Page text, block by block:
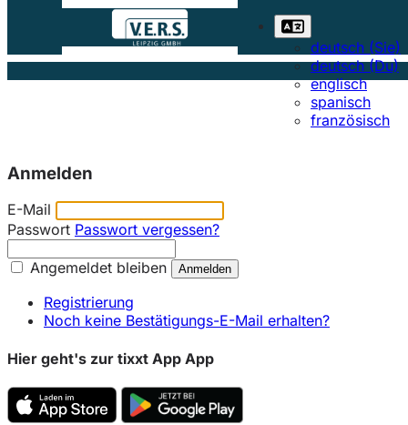
deutsch (Sie)
deutsch (Du)
englisch
spanisch
französisch
Anmelden
E-Mail
Passwort Passwort vergessen?
Angemeldet bleiben
Registrierung
Noch keine Bestätigungs-E-Mail erhalten?
Hier geht's zur tixxt App App